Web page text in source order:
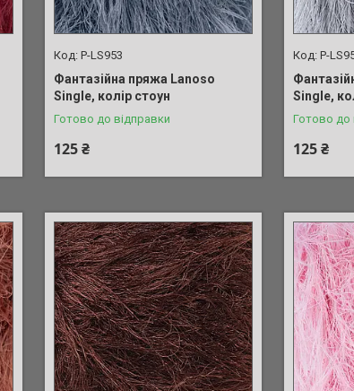
P-LS953
Фантазійна пряжа Lanoso
Single, колір стоун
Готово до відправки
125 ₴
P-
Single,
Готово до
125 ₴